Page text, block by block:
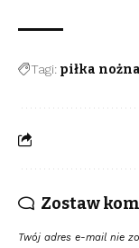
Tagi: piłka nożna
Zostaw
Twój adres e-mail nie